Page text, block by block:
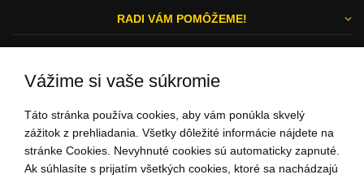
RADI VÁM POMÔŽEME!
ZÁKAZNÍCKY SERVIS
Vážime si vaše súkromie
Táto stránka používa cookies, aby vám ponúkla skvelý
zážitok z prehliadania. Všetky dôležité informácie nájdete na
stránke Cookies. Nevyhnuté cookies sú automaticky zapnuté.
Ak súhlasíte s prijatím všetkých cookies, ktoré sa nachádzajú